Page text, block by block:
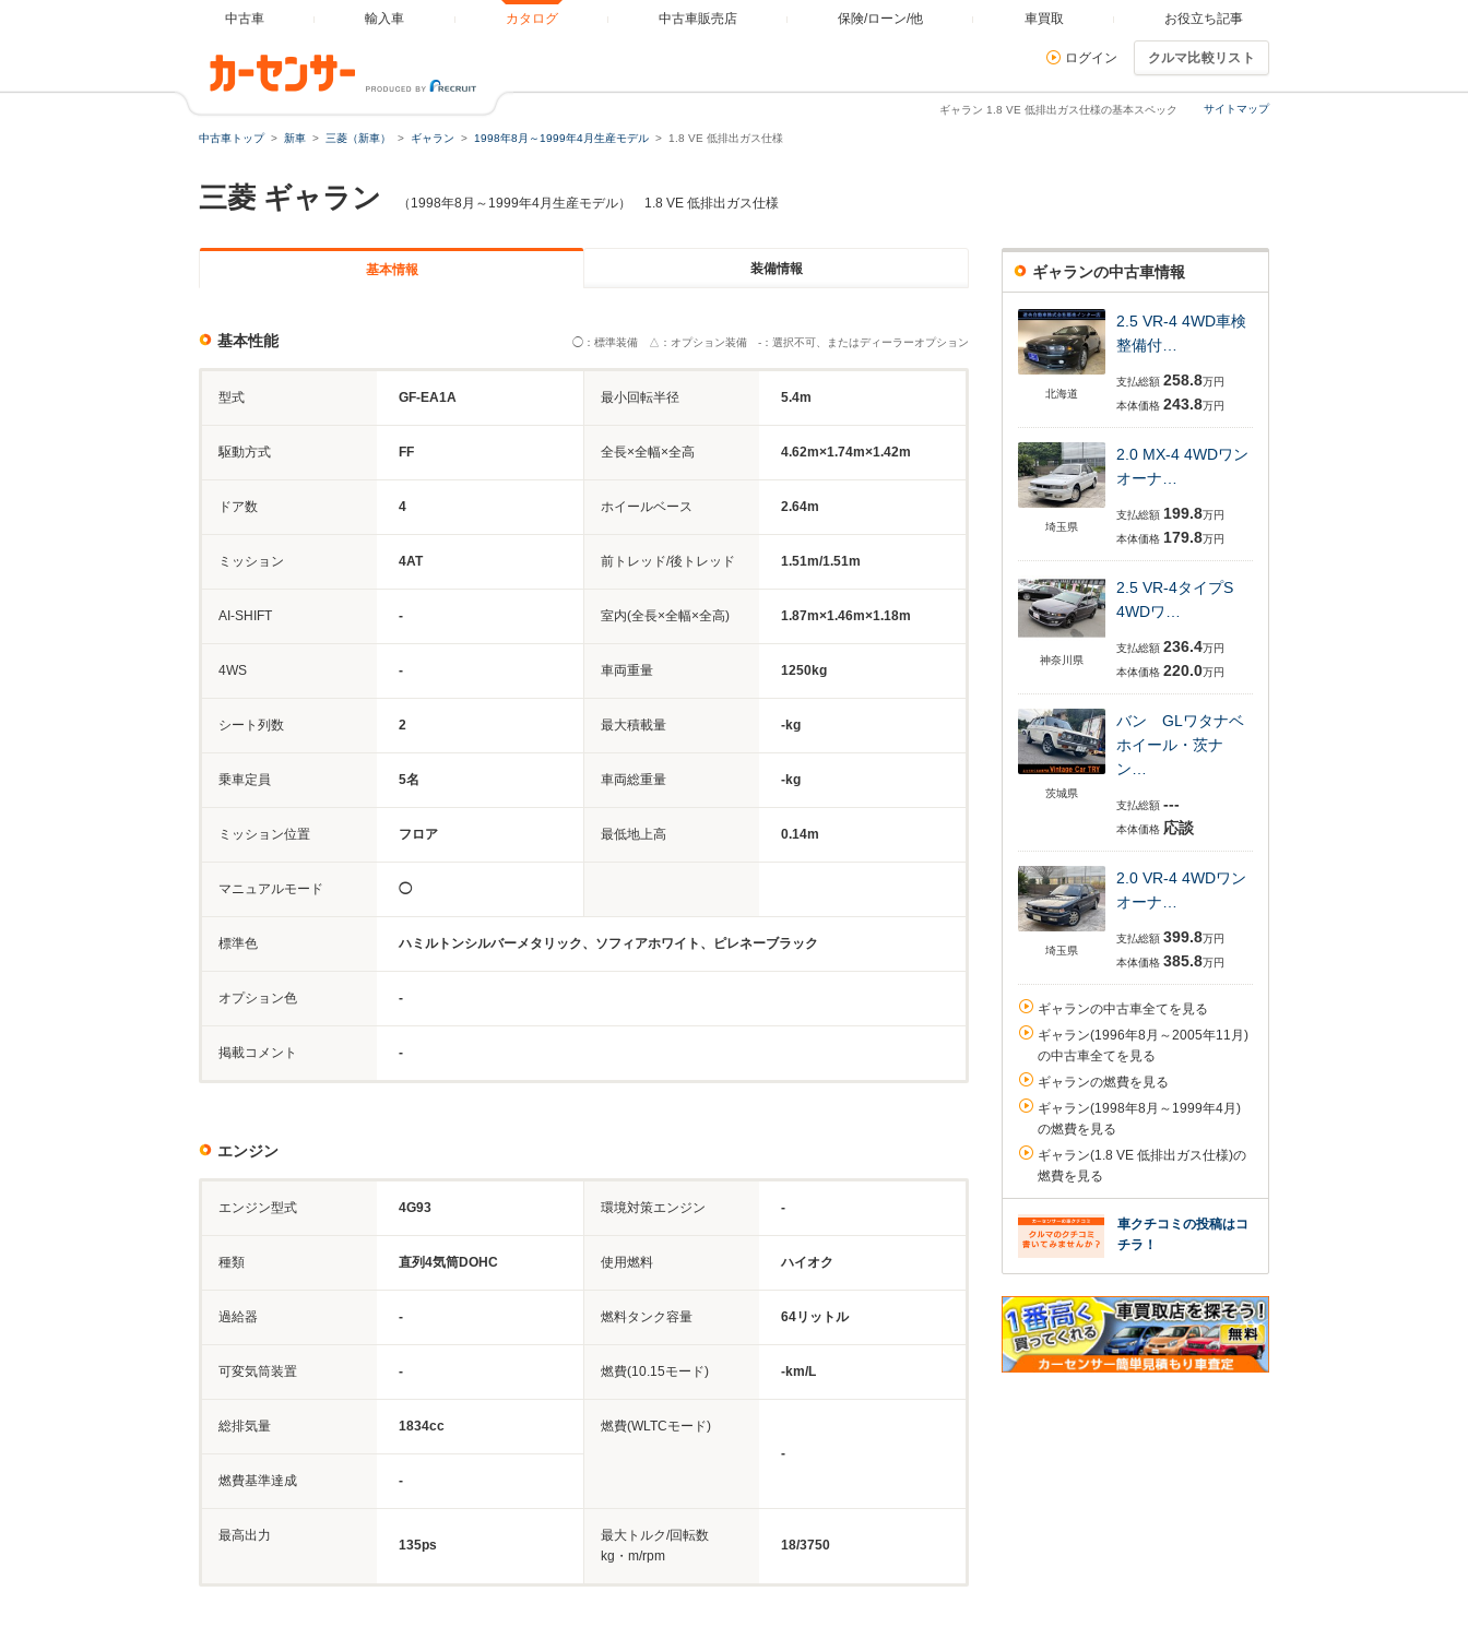
中古車 輸入車 カタログ 中古車販売店 保険/ローン/他 車買取 お役立ち記事
ログイン クルマ比較リスト
サイトマップ
ギャラン 1.8 VE 低排出ガス仕様の基本スペック
中古車トップ 新車 三菱（新車） ギャラン 1998年8月～1999年4月生産モデル 1.8 VE 低排出ガス仕様
三菱 ギャラン （1998年8月～1999年4月生産モデル） 1.8 VE 低排出ガス仕様
基本情報 装備情報
基本性能 ◯：標準装備 △：オプション装備 -：選択不可、またはディーラーオプション
型式 GF-EA1A 最小回転半径 5.4m
駆動方式 FF 全長×全幅×全高 4.62m×1.74m×1.42m
ドア数 4 ホイールベース 2.64m
ミッション 4AT 前トレッド/後トレッド 1.51m/1.51m
AI-SHIFT - 室内(全長×全幅×全高) 1.87m×1.46m×1.18m
4WS - 車両重量 1250kg
シート列数 2 最大積載量 -kg
乗車定員 5名 車両総重量 -kg
ミッション位置 フロア 最低地上高 0.14m
マニュアルモード ◯
標準色 ハミルトンシルバーメタリック、ソフィアホワイト、ピレネーブラック
オプション色 -
掲載コメント -
エンジン
エンジン型式 4G93 環境対策エンジン -
種類 直列4気筒DOHC 使用燃料 ハイオク
過給器 - 燃料タンク容量 64リットル
可変気筒装置 - 燃費(10.15モード) -km/L
総排気量 1834cc
燃費(WLTCモード)
-
燃費基準達成
-
最高出力
135ps
最大トルク/回転数
kg・m/rpm
18/3750
ギャランの中古車情報
北海道
2.5 VR-4 4WD車検
整備付…
支払総額 258.8万円
本体価格 243.8万円
埼玉県
2.0 MX-4 4WDワン
オーナ…
支払総額 199.8万円
本体価格 179.8万円
神奈川県
2.5 VR-4タイプS
4WDワ…
支払総額 236.4万円
本体価格 220.0万円
茨城県
バン GLワタナベ
ホイール・茨ナ
ン…
支払総額 ---
本体価格 応談
埼玉県
2.0 VR-4 4WDワン
オーナ…
支払総額 399.8万円
本体価格 385.8万円
ギャランの中古車全てを見る
ギャラン(1996年8月～2005年11月)
の中古車全てを見る
ギャランの燃費を見る
ギャラン(1998年8月～1999年4月)
の燃費を見る
ギャラン(1.8 VE 低排出ガス仕様)の
燃費を見る
車クチコミの投稿はコ
チラ！